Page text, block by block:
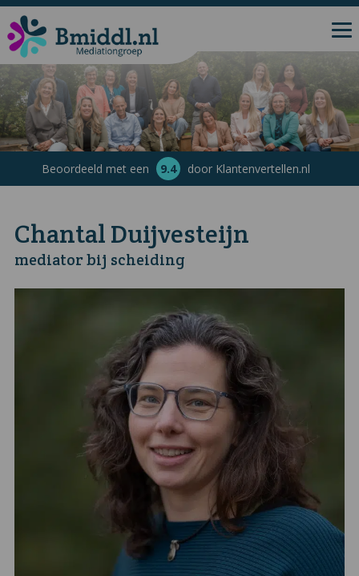
Beoordeeld met een 9.4 door Klantenvertellen.nl
Chantal Duijvesteijn
mediator bij scheiding